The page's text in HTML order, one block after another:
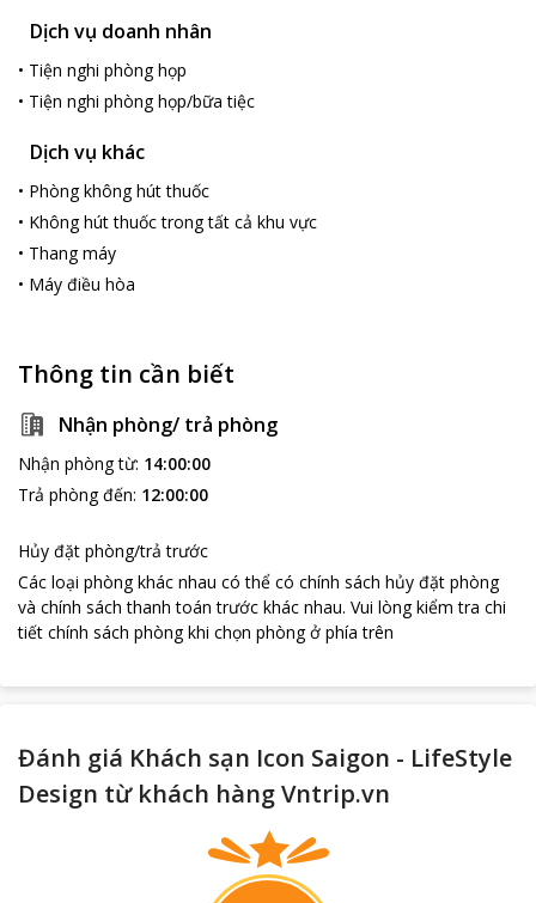
Dịch vụ doanh nhân
• Tiện nghi phòng họp
• Tiện nghi phòng họp/bữa tiệc
Dịch vụ khác
• Phòng không hút thuốc
• Không hút thuốc trong tất cả khu vực
• Thang máy
• Máy điều hòa
Thông tin cần biết
Nhận phòng/ trả phòng
Nhận phòng từ: 14:00:00
Trả phòng đến: 12:00:00
Hủy đặt phòng/trả trước
Các loại phòng khác nhau có thể có chính sách hủy đặt phòng
và chính sách thanh toán trước khác nhau. Vui lòng kiểm tra chi
tiết chính sách phòng khi chọn phòng ở phía trên
Đánh giá Khách sạn Icon Saigon - LifeStyle
Design từ khách hàng Vntrip.vn